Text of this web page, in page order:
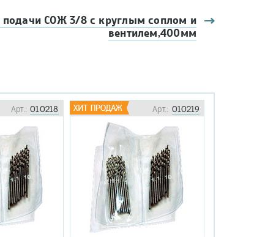
подачи СОЖ 3/8 с круглым соплом и
вентилем,400мм
Арт.:010218 Арт.: 010219